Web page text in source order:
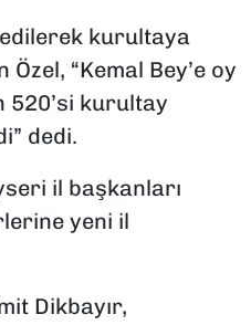
kurultaya
“Kemal Bey’e oy
kurultay
dedi.
il başkanları
yeni il
Dikbayır,